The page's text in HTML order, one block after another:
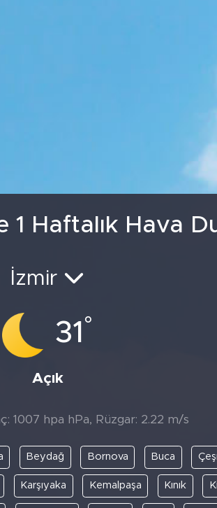
1 Haftalık Hava
İzmir
31°
Açık
1007 hpa hPa, Rüzgar: 2.22 m/s
Beydağ Bornova Buca
Karşıyaka Kemalpaşa Kınık